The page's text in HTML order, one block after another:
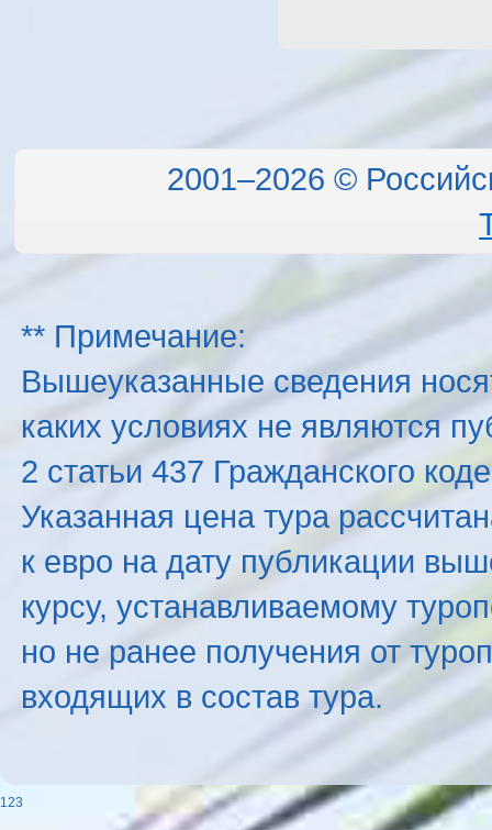
2001–2026 ©
** Примечание:
Вышеуказанные сведения
каких условиях не являются
2 статьи 437 Гражданского
Указанная цена тура
к евро на дату публикации
курсу, устанавливаемому
но не ранее получения от
входящих в состав тура.
123